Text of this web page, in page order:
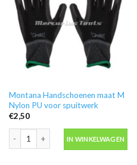
Montana Handschoenen maat M
Nylon PU voor spuitwerk
€2,50
Montana Handschoenen maat M
IN WINKELWAGEN